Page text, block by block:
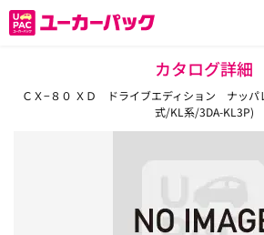
カタログ詳細
ＣＸ−８０ ＸＤ ドライブエディション ナッパ
式/KL系/3DA-KL3P)